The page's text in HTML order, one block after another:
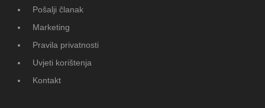
Pošalji članak
Marketing
Pravila privatnosti
Uvjeti korištenja
Kontakt